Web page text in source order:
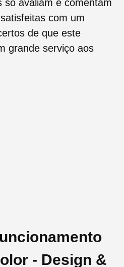
só avaliam e comentam
com um
de que este
grande serviço aos
- Design &